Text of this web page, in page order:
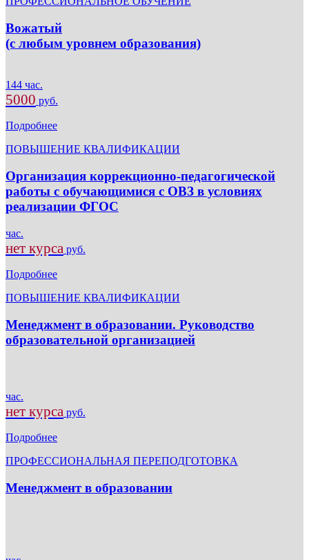
Вожатый
(с любым уровнем образования)
144 час.
5000 руб.
Подробнее
ПОВЫШЕНИЕ КВАЛИФИКАЦИИ
Организация коррекционно-педагогической
работы с обучающимися с ОВЗ в условиях
реализации ФГОС
час.
нет курса руб.
Подробнее
ПОВЫШЕНИЕ КВАЛИФИКАЦИИ
Менеджмент в образовании. Руководство
образовательной организацией
час.
нет курса руб.
Подробнее
ПРОФЕССИОНАЛЬНАЯ ПЕРЕПОДГОТОВКА
Менеджмент в образовании